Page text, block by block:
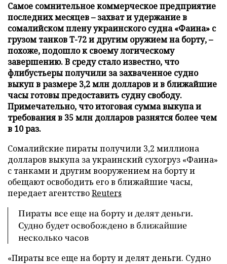
Самое сомнительное коммерческое предприятие
последних месяцев – захват и удержание в
сомалийском плену украинского судна «Фаина» с
грузом танков Т-72 и другим оружием на борту, –
похоже, подошло к своему логическому
завершению. В среду стало известно, что
флибустьеры получили за захваченное судно
выкуп в размере 3,2 млн долларов и в ближайшие
часы готовы предоставить судну свободу.
Примечательно, что итоговая сумма выкупа и
требования в 35 млн долларов разнятся более чем
в 10 раз.
Сомалийские пираты получили 3,2 миллиона
долларов выкупа за украинский сухогруз «Фаина»
с танками и другим вооружением на борту и
обещают освободить его в ближайшие часы,
передает агентствоReuters
Пираты все еще на борту и делят деньги.
Судно будет освобождено в ближайшие
несколько часов
«Пираты все еще на борту и делят деньги. Судно